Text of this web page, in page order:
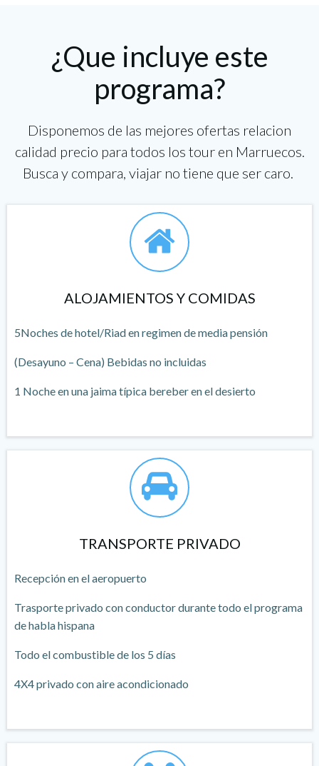
¿Que incluye este
programa?
Disponemos de las mejores ofertas relacion
calidad precio para todos los tour en Marruecos.
Busca y compara, viajar no tiene que ser caro.
ALOJAMIENTOS Y COMIDAS
5Noches de hotel/Riad en regimen de media pensión
(Desayuno – Cena) Bebidas no incluidas
1 Noche en una jaima típica bereber en el desierto
TRANSPORTE PRIVADO
Recepción en el aeropuerto
Trasporte privado con conductor durante todo el programa
de habla hispana
Todo el combustible de los 5 días
4X4 privado con aire acondicionado